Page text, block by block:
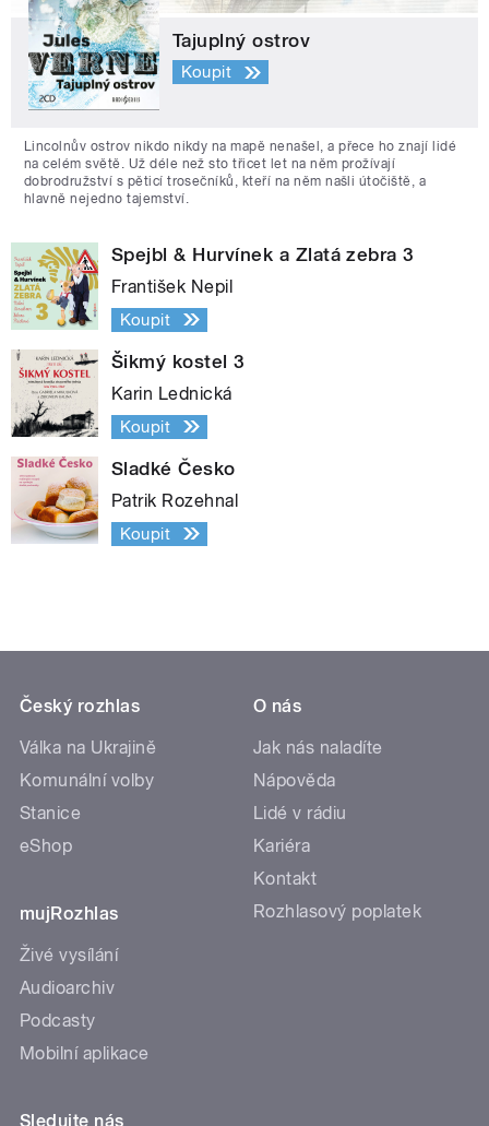
Tajuplný ostrov
Koupit
Lincolnův ostrov nikdo nikdy na mapě nenašel, a přece ho znají lidé
na celém světě. Už déle než sto třicet let na něm prožívají
dobrodružství s pěticí trosečníků, kteří na něm našli útočiště, a
hlavně nejedno tajemství.
Spejbl & Hurvínek a Zlatá zebra 3
František Nepil
Koupit
Šikmý kostel 3
Karin Lednická
Koupit
Sladké Česko
Patrik Rozehnal
Koupit
Český rozhlas
Válka na Ukrajině
Komunální volby
Stanice
eShop
mujRozhlas
Živé vysílání
Audioarchiv
Podcasty
Mobilní aplikace
O nás
Jak nás naladíte
Nápověda
Lidé v rádiu
Kariéra
Kontakt
Rozhlasový poplatek
Sledujte nás